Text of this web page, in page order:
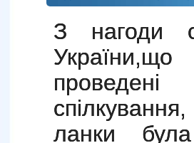
З нагоди
ланки була